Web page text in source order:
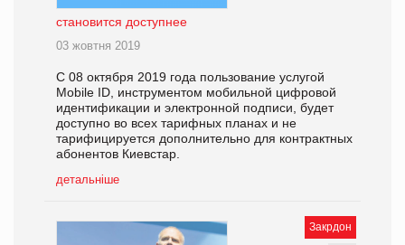
становится доступнее
03 жовтня 2019
С 08 октября 2019 года пользование услугой
Mobile ID, инструментом мобильной цифровой
идентификации и электронной подписи, будет
доступно во всех тарифных планах и не
тарифицируется дополнительно для контрактных
абонентов Киевстар.
детальніше
Закрдон